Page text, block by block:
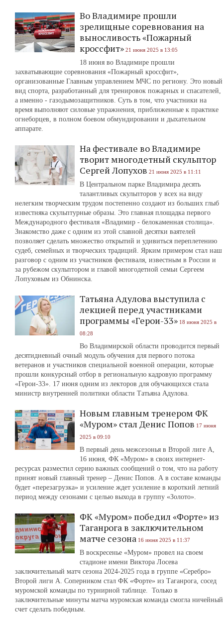
Во Владимире прошли
зрелищные соревнования на
выносливость «Пожарный
кроссфит» 21 июня 2025 в 13:05
18 июня во Владимире прошли
захватывающие соревнования «Пожарный кроссфит»,
организованные Главным управлением МЧС по региону. Это новый
вид спорта, разработанный для тренировок пожарных и спасателей,
а именно - газодымозащитников. Суть в том, что участники на
время выполняют силовые упражнения, приближенные к практике
огнеборцев, в полном боевом обмундировании и дыхательном
аппарате.
На фестивале во Владимире
творит многодетный скульптор
Сергей Лопухов 21 июня 2025 в 11:11
В Центральном парке Владимира десять
талантливых скульпторов у всех на виду
нелегким творческим трудом постепенно создают из больших глыб
известняка скульптурные образы. Это главная площадка первого
Международного фестиваля «Владимир - белокаменная столица».
Знакомство даже с одним из этой славной десятки ваятелей
позволяет сделать множество открытий и удивиться переплетению
судеб, семейных и творческих традиций. Ярким примером стал наш
разговор с одним из участников фестиваля, известным в России и
за рубежом скульптором и главой многодетной семьи Сергеем
Лопуховым из Обнинска.
Татьяна Адулова выступила с
лекцией перед участниками
программы «Герои-33» 18 июня 2025 в
08:28
Во Владимирской области проводится первый
десятидневный очный модуль обучения для первого потока
ветеранов и участников специальной военной операции, которые
прошли конкурсный отбор в региональную кадровую программу
«Герои-33». 17 июня одним из лекторов для обучающихся стала
министр внутренней политики области Татьяна Адулова.
Новым главным тренером ФК
«Муром» стал Денис Попов 17 июня
2025 в 09:10
В первый день межсезонья в Второй лиге А,
16 июня, ФК «Муром» в своих интернет-
ресурсах разместил серию важных сообщений о том, что на работу
принят новый главный тренер – Денис Попов. А в составе команды
будет «перезагрузка» и усиление ждет усиление в короткий летний
период между сезонами с целью выхода в группу «Золото».
ФК «Муром» победил «Форте» из
Таганрога в заключительном
матче сезона 16 июня 2025 в 11:37
В воскресенье «Муром» провел на своем
стадионе имени Виктора Лосева
заключительный матч сезона 2024-2025 года в группе «Серебро»
Второй лиги А. Соперником стал ФК «Форте» из Таганрога, сосед
муромской команды по турнирной таблице. Только в
заключительные минуты матча муромская команда смогла ничейный
счет сделать победным.